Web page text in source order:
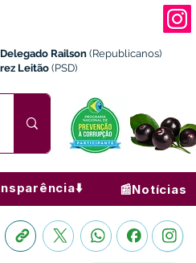
Delegado Railson (Republicanos)
Leitão (PSD)
📰Notícias